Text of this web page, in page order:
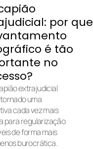
por que
é tão
no
extrajudicial
uma
cada vez mais
para regularização
de forma mais
burocrática.